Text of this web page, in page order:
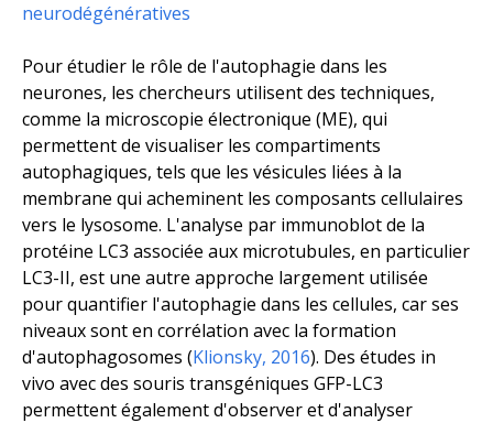
neurodégénératives
Pour étudier le rôle de l'autophagie dans les
neurones, les chercheurs utilisent des techniques,
comme la microscopie électronique (ME), qui
permettent de visualiser les compartiments
autophagiques, tels que les vésicules liées à la
membrane qui acheminent les composants cellulaires
vers le lysosome. L'analyse par immunoblot de la
protéine LC3 associée aux microtubules, en particulier
LC3-II, est une autre approche largement utilisée
pour quantifier l'autophagie dans les cellules, car ses
niveaux sont en corrélation avec la formation
d'autophagosomes (Klionsky, 2016). Des études in
vivo avec des souris transgéniques GFP-LC3
permettent également d'observer et d'analyser